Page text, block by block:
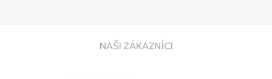
NAŠI ZÁKAZNÍCI